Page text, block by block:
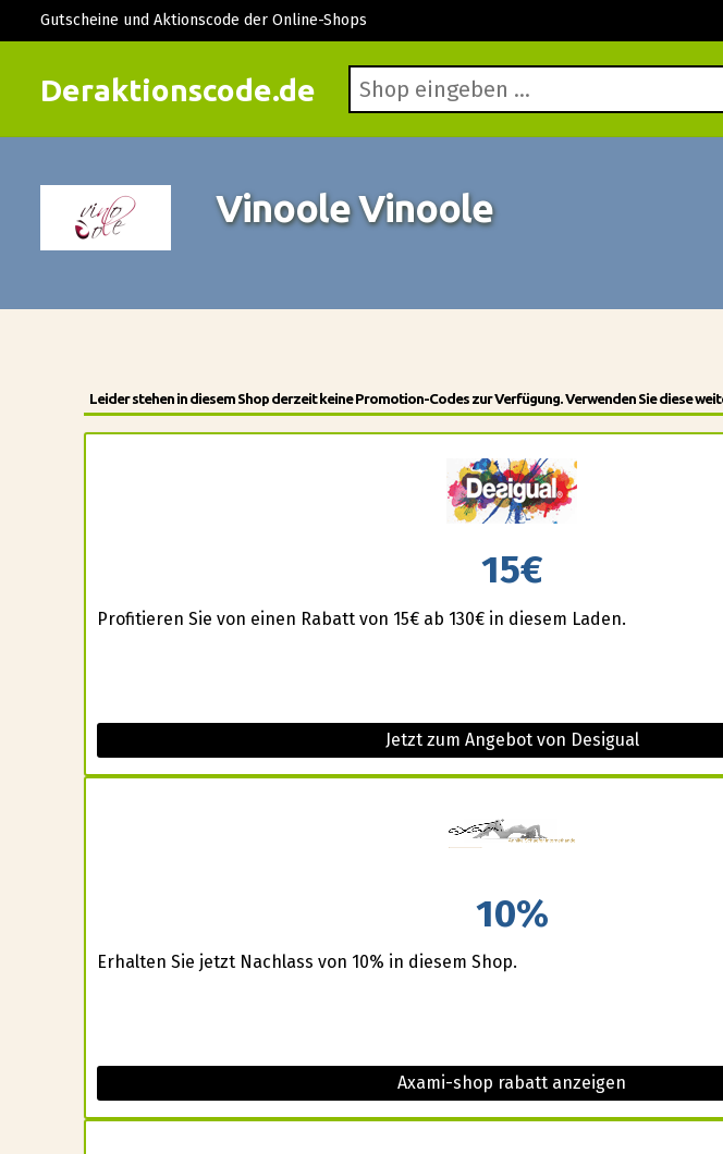
Deraktionscode.de
Gutscheine und Aktionscode der Online-Shops
Vinoole Vinoole
Leider stehen in diesem Shop derzeit keine Promotion-Codes zur Verfügung. Verwenden Sie diese
15€
Profitieren Sie von einen Rabatt von 15€ ab 130€ in diesem Laden.
Jetzt zum Angebot von Desigual
10%
Erhalten Sie jetzt Nachlass von 10% in diesem Shop.
Axami-shop rabatt anzeigen